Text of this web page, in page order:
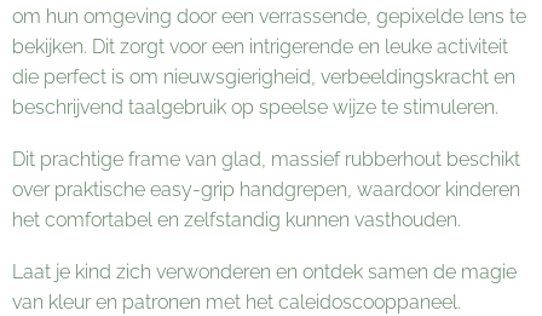
om hun omgeving door een verrassende, gepixelde lens te
bekijken. Dit zorgt voor een intrigerende en leuke activiteit
die perfect is om nieuwsgierigheid, verbeeldingskracht en
beschrijvend taalgebruik op speelse wijze te stimuleren.
Dit prachtige frame van glad, massief rubberhout beschikt
over praktische easy-grip handgrepen, waardoor kinderen
het comfortabel en zelfstandig kunnen vasthouden.
Laat je kind zich verwonderen en ontdek samen de magie
van kleur en patronen met het caleidoscooppaneel.